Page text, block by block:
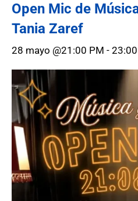
Open Mic de
Tania Zaref
28 mayo @21:00 PM -